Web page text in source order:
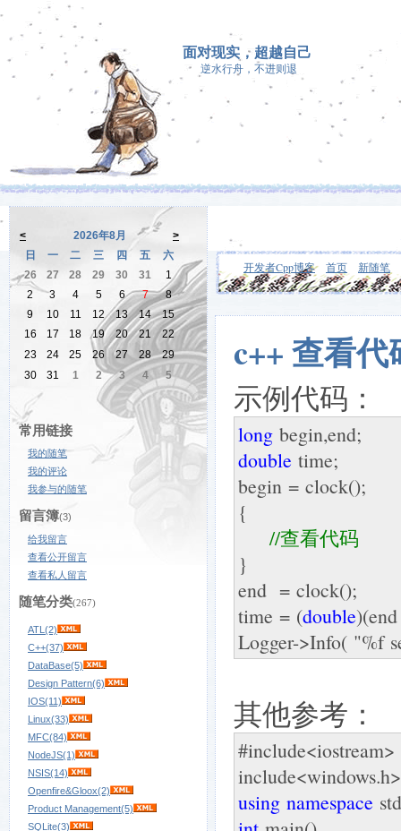
面对现实，超越自己
逆水行舟，不进则退
开发者Cpp博客 首页 新随笔
< 2026年8月
>
日
一 二 三 四 五
六
26
27 28 29 30 31
1
2
3 4 5 6 7
8
9
10 11 12 13 14
15
16
17 18 19 20 21
22
23
24 25 26 27 28
29
30
31 1 2 3 4 5
常用链接
我的随笔
我的评论
我参与的随笔
留言簿(3)
给我留言
查看公开留言
查看私人留言
随笔分类(267)
ATL(2)
C++(37)
DataBase(5)
Design Pattern(6)
IOS(11)
Linux(33)
MFC(84)
NodeJS(1)
NSIS(14)
Openfire&Gloox(2)
Product Management(5)
SQLite(3)
c++ 查看
示例代码：
long begin,end;
double time;
begin = clock();
{
//查看代码
}
end = clock();
time = (double
Logger->Info( "%f
其他参考：
#include<iostream>
using namespace